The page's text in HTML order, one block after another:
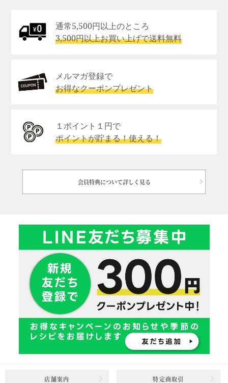
通常5,500円以上のところ
3,500円以上お買い上げで送料無料
メルマガ登録で
お得なクーポンプレゼント
１ポイント１円で
ポイントが貯まる！使える！
会員特典について詳しく見る
店舗案内 特定商取引